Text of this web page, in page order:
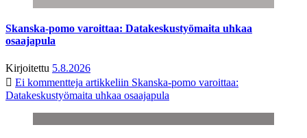
Skanska-pomo varoittaa: Datakeskustyömaita uhkaa
osaajapula
Kirjoitettu 5.8.2026
Ei kommentteja artikkeliin Skanska-pomo varoittaa:
Datakeskustyömaita uhkaa osaajapula